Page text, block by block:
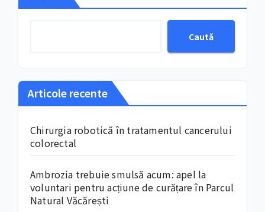
Caută
Articole recente
Chirurgia robotică în tratamentul cancerului
colorectal
Ambrozia trebuie smulsă acum: apel la
voluntari pentru acțiune de curățare în Parcul
Natural Văcărești